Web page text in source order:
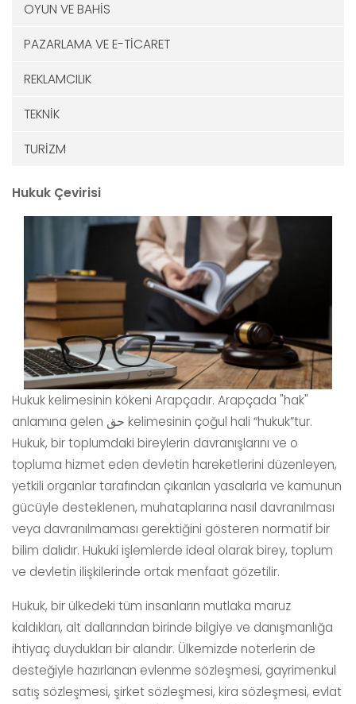
OYUN VE BAHİS
PAZARLAMA VE E-TİCARET
REKLAMCILIK
TEKNİK
TURİZM
Hukuk Çevirisi
Hukuk kelimesinin kökeni Arapçadır. Arapçada "hak"
anlamına gelen حق kelimesinin çoğul hali “hukuk”tur.
Hukuk, bir toplumdaki bireylerin davranışlarını ve o
topluma hizmet eden devletin hareketlerini düzenleyen,
yetkili organlar tarafından çıkarılan yasalarla ve kamunun
gücüyle desteklenen, muhataplarına nasıl davranılması
veya davranılmaması gerektiğini gösteren normatif bir
bilim dalıdır. Hukuki işlemlerde ideal olarak birey, toplum
ve devletin ilişkilerinde ortak menfaat gözetilir.
Hukuk, bir ülkedeki tüm insanların mutlaka maruz
kaldıkları, alt dallarından birinde bilgiye ve danışmanlığa
ihtiyaç duydukları bir alandır. Ülkemizde noterlerin de
desteğiyle hazırlanan evlenme sözleşmesi, gayrimenkul
satış sözleşmesi, şirket sözleşmesi, kira sözleşmesi, evlat